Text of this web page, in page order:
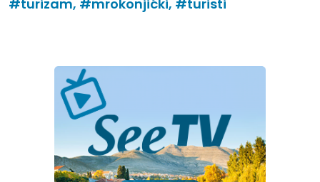
#turizam, #mrokonjićki, #turisti